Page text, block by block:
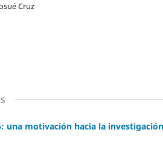
Cruz
una motivación hacia la